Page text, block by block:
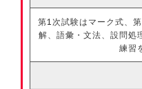
第1次試験はマーク式、
解、語彙・文法、設問処
練習